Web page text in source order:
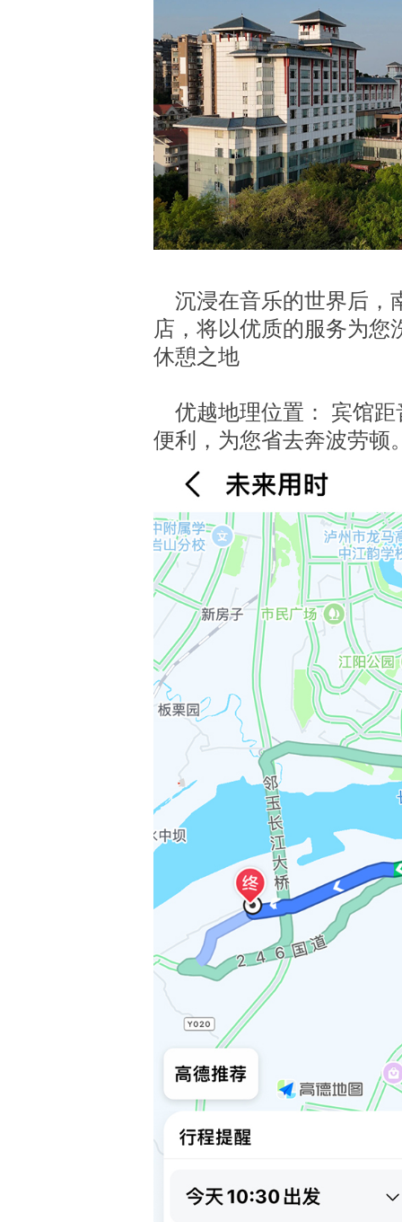
沉浸在音乐的世界后，
店，将以优质的服务为您
休憩之地
优越地理位置： 宾馆距
便利，为您省去奔波劳顿